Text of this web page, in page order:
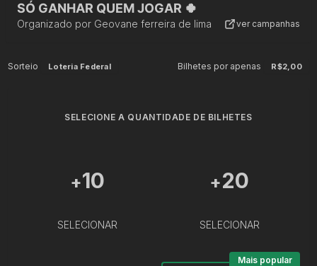
SÓ GANHAR QUEM JOGAR 🍀
Organizado por Geovane ferreira de lima ver campanhas
Sorteio Loteria Federal Bilhetes por apenas R$2,00
SELECIONE A QUANTIDADE DE BILHETES
+10
SELECIONAR
+20
SELECIONAR
Mais popular